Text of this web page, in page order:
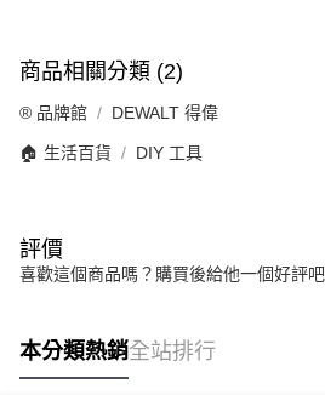
商品相關分類 (2)
®️ 品牌館 DEWALT 得偉
🏠 生活百貨 DIY 工具
評價
喜歡這個商品嗎？購買後給他一個好評吧
本分類熱銷全站排行